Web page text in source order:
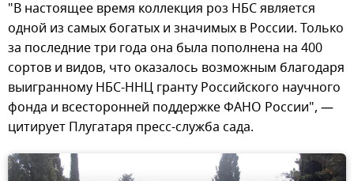
"В настоящее время коллекция роз НБС является
одной из самых богатых и значимых в России. Только
за последние три года она была пополнена на 400
сортов и видов, что оказалось возможным благодаря
выигранному НБС-ННЦ гранту Российского научного
фонда и всесторонней поддержке ФАНО России", —
цитирует Плугатаря пресс-служба сада.